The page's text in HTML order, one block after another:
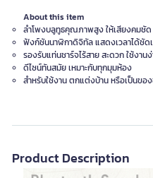
About this item
ลำโพงบลูทูธคุณภาพสูง ให้เสียงคมชัด
ฟังก์ชันนาฬิกาดิจิทัล แสดงเวลาได้ชัด
รองรับแท่นชาร์จไร้สาย สะดวก ใช้งาน
ดีไซน์ทันสมัย เหมาะกับทุกมุมห้อง
สำหรับใช้งาน ตกแต่งบ้าน หรือเป็นขอ
Product Description